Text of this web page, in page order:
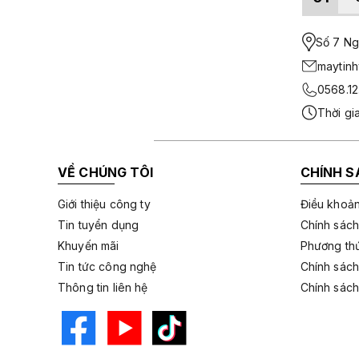
Số 7
Thời
VỀ CHÚNG TÔI
Giới thiệu công ty
Tin tuyển dụng
Khuyến mãi
Tin tức công nghệ
Thông tin liên hệ
CHÍNH
Điều
Chính
Phương
Chính
Chính